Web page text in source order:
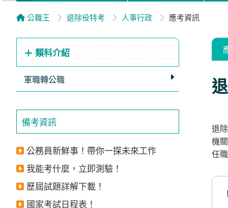
公職王 退除役特考 人事行政 應考資訊
類科介紹
軍職轉公職
備考資訊
公務員新鮮事！帶你一探未來工作
我能考什麼，立即測驗！
歷屆試題詳解下載！
國家考試日程表！
退
機
任職
務
據
點
加
入
LINE
方